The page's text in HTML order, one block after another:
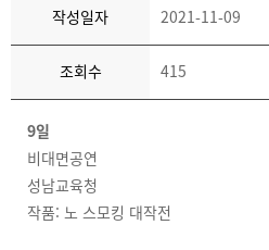
작성일자 2021-11-09
조회수 415
9일
비대면공연
성남교육청
작품: 노 스모킹 대작전